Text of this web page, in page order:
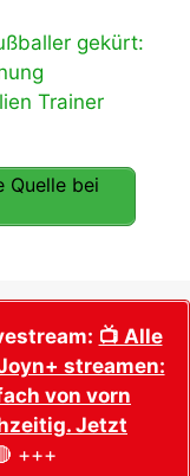
gekürt:
Trainer
Quelle bei
📺 Alle
streamen:
von vorn
Jetzt
+++